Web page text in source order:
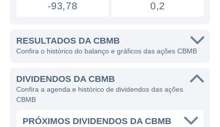
-93,78 0,2
RESULTADOS DA CBMB
Confira o histórico do balanço e gráficos das ações CBMB
DIVIDENDOS DA CBMB
Confira a agenda e histórico de dividendos das ações
CBMB
PRÓXIMOS DIVIDENDOS DA CBMB